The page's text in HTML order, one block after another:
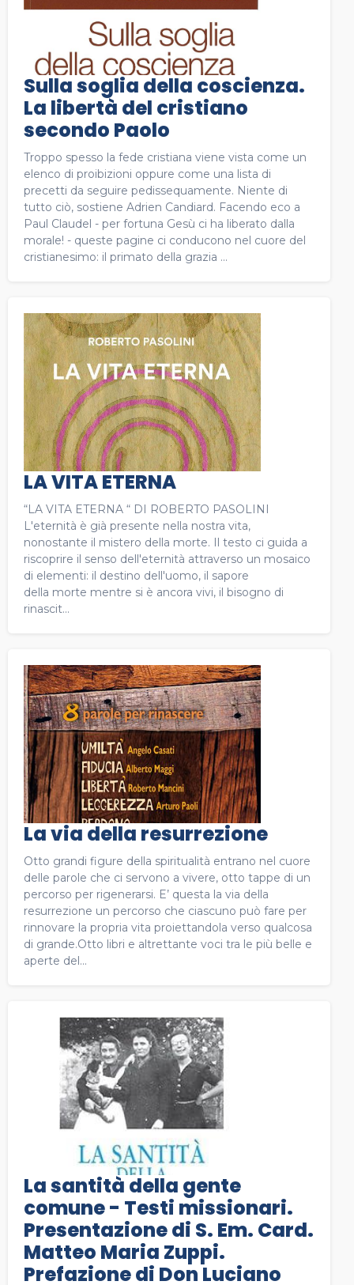
Sulla soglia della coscienza.
La libertà del cristiano
secondo Paolo
Troppo spesso la fede cristiana viene vista come un
elenco di proibizioni oppure come una lista di
precetti da seguire pedissequamente. Niente di
tutto ciò, sostiene Adrien Candiard. Facendo eco a
Paul Claudel - per fortuna Gesù ci ha liberato dalla
morale! - queste pagine ci conducono nel cuore del
cristianesimo: il primato della grazia ...
LA VITA ETERNA
“LA VITA ETERNA “ DI ROBERTO PASOLINI
L'eternità è già presente nella nostra vita,
nonostante il mistero della morte. Il testo ci guida a
riscoprire il senso dell'eternità attraverso un mosaico
di elementi: il destino dell'uomo, il sapore
della morte mentre si è ancora vivi, il bisogno di
rinascit...
La via della resurrezione
Otto grandi figure della spiritualità entrano nel cuore
delle parole che ci servono a vivere, otto tappe di un
percorso per rigenerarsi. E’ questa la via della
resurrezione un percorso che ciascuno può fare per
rinnovare la propria vita proiettandola verso qualcosa
di grande.Otto libri e altrettante voci tra le più belle e
aperte del...
La santità della gente
comune - Testi missionari.
Presentazione di S. Em. Card.
Matteo Maria Zuppi.
Prefazione di Don Luciano